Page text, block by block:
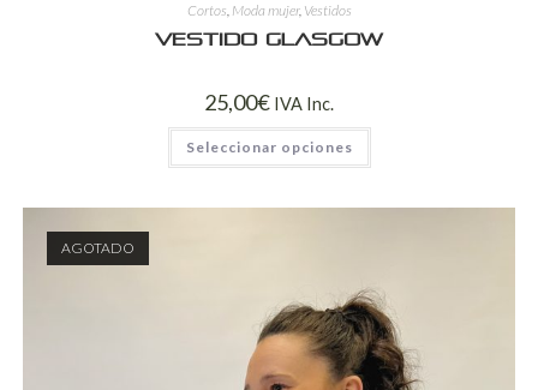
Cortos, Moda mujer, Vestidos
Vestido Glasgow
25,00€ IVA Inc.
Seleccionar opciones
AGOTADO